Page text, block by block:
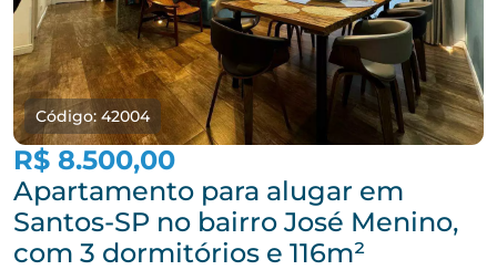
Código: 42004
R$ 8.500,00
Apartamento para alugar em
Santos-SP no bairro José Menino,
com 3 dormitórios e 116m²